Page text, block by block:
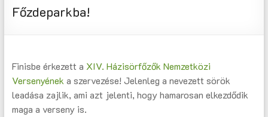
Házisörfőző
Egyesület
Főzdeparkba!
Finisbe érkezett a XIV. Házisörfőzők Nemzetközi
Versenyének a szervezése! Jelenleg a nevezett sörök
leadása zajlik, ami azt jelenti, hogy hamarosan elkezdődik
maga a verseny is.